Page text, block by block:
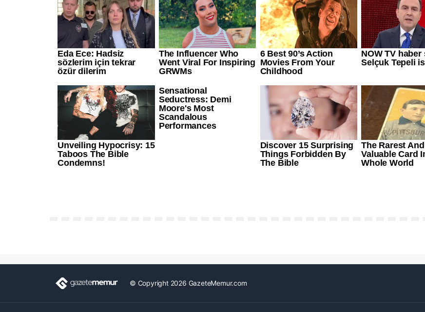
© Copyright 2026 GazeteMemur.com